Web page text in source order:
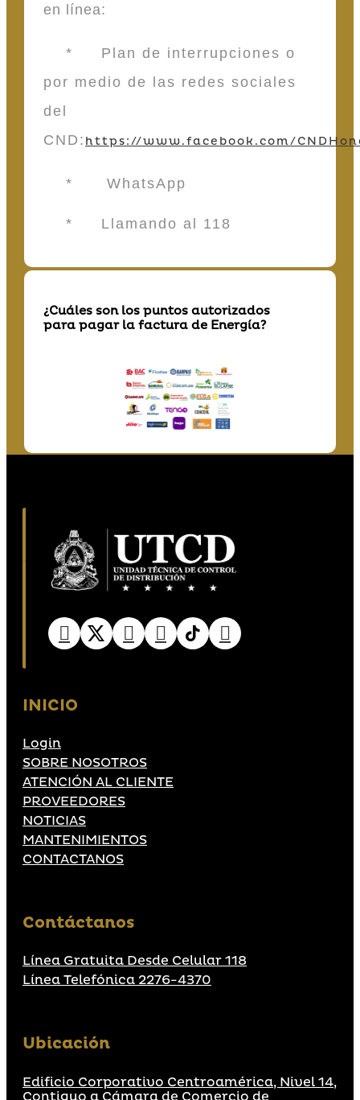
en línea:
* Plan de interrupciones o
por medio de las redes sociales
del
CND: https://www.facebook.com/
* WhatsApp
* Llamando al 118
¿Cuáles son los puntos autorizados
para pagar la factura de Energía?
INICIO
Login
SOBRE NOSOTROS
ATENCIÓN AL CLIENTE
PROVEEDORES
NOTICIAS
MANTENIMIENTOS
CONTACTANOS
Contáctanos
Línea Gratuita Desde Celular 118
Línea Telefónica 2276-4370
Ubicación
Edificio Corporativo Centroamérica, Nivel 14,
Contiguo a Cámara de Comercio de